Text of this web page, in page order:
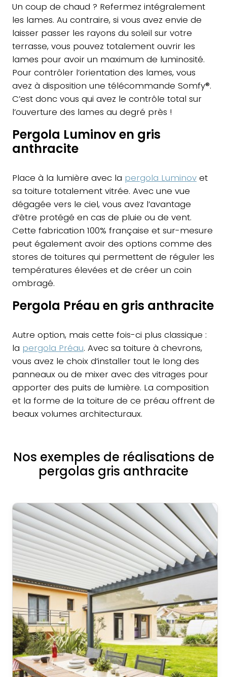
Un coup de chaud ? Refermez intégralement
les lames. Au contraire, si vous avez envie de
laisser passer les rayons du soleil sur votre
terrasse, vous pouvez totalement ouvrir les
lames pour avoir un maximum de luminosité.
Pour contrôler l’orientation des lames, vous
avez à disposition une télécommande Somfy®.
C’est donc vous qui avez le contrôle total sur
l’ouverture des lames au degré près !
Pergola Luminov en gris
anthracite
Place à la lumière avec la pergola Luminovet
sa toiture totalement vitrée. Avec une vue
dégagée vers le ciel, vous avez l’avantage
d’être protégé en cas de pluie ou de vent.
Cette fabrication 100% française et sur-mesure
peut également avoir des options comme des
stores de toitures qui permettent de réguler les
températures élevées et de créer un coin
ombragé.
Pergola Préau en gris anthracite
Autre option, mais cette fois-ci plus classique :
la pergola Préau. Avec sa toiture à chevrons,
vous avez le choix d’installer tout le long des
panneaux ou de mixer avec des vitrages pour
apporter des puits de lumière. La composition
et la forme de la toiture de ce préau offrent de
beaux volumes architecturaux.
Nos exemples de réalisations de
pergolas gris anthracite